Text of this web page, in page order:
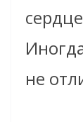
не